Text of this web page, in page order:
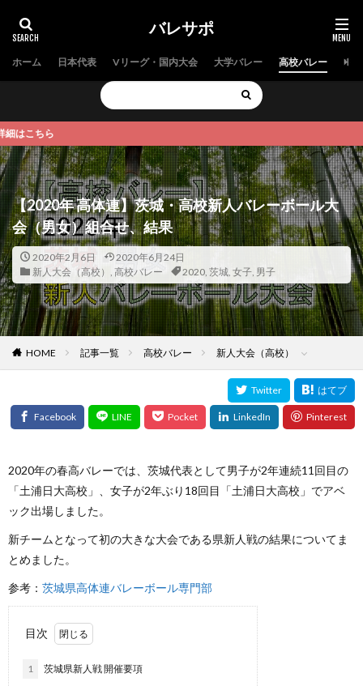
バレサポ
ホーム 日本代表 Vリーグ・国内大会 大学バレー 高校バレー 中
【2020年 高体連】茨城・高校新人バレーボール大
会（男女）組合せ、結果
2020年2月6日
2020年6月24日
新人大会（高校） , 高校バレー 2020, 茨城, 女子, 男子
HOME 記事一覧 高校バレー 新人大会（高校）
2020年の春高バレーでは、茨城代表として男子が2年連続11回目の
「土浦日大高校」、女子が2年ぶり18回目「土浦日大高校」でアベ
ック出場しました。
新チームとなって初の大きな大会である県新人戦の結果についてま
とめました。
参考： 茨城県高体連バレーボール専門部
目次
1 茨城県新人戦 開催要項